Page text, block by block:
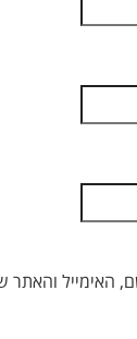
האימייל